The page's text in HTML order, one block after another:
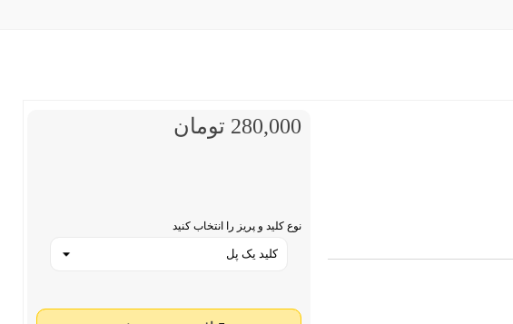
280,000 تومان
نوع کلید و پریز را انتخاب کنید